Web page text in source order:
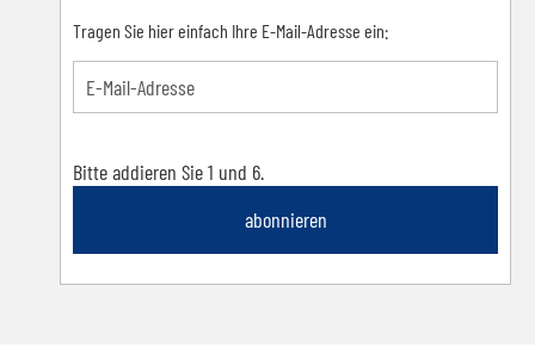
Tragen Sie hier einfach Ihre E-Mail-Adresse ein:
Bitte addieren Sie 1 und 6.
abonnieren